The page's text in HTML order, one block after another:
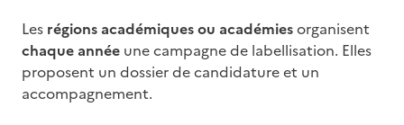
Les régions académiques ou académiesorganisent
chaque année une campagne de labellisation. Elles
proposent un dossier de candidature et un
accompagnement.